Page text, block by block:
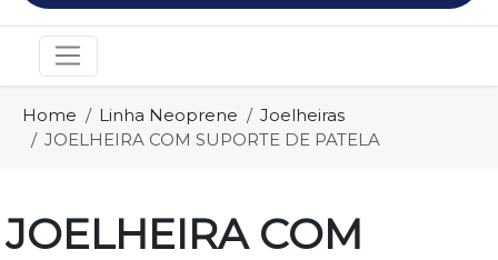
Home Linha Neoprene
Joelheiras
JOELHEIRA COM SUPORTE DE PATELA
JOELHEIRA COM